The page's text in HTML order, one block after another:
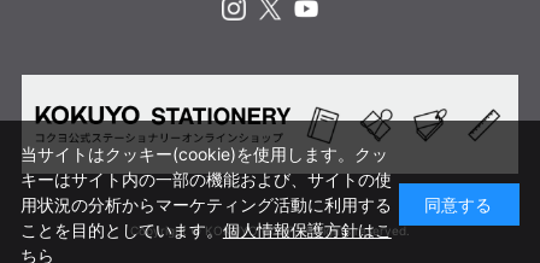
Copyright © KOKUYO CORP. All rights reserved.
当サイトはクッキー(cookie)を使用します。クッ
キーはサイト内の一部の機能および、サイトの使
用状況の分析からマーケティング活動に利用する
ことを目的としています。個人情報保護方針はこ
ちら
同意する